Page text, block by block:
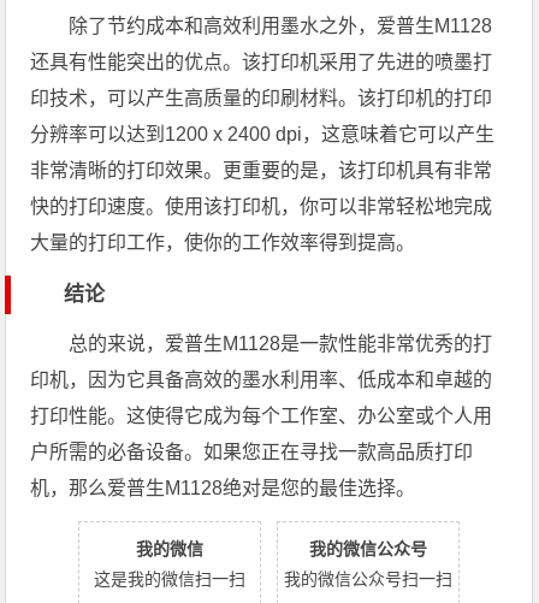
除了节约成本和高效利用墨水之外，爱普生M1128
还具有性能突出的优点。该打印机采用了先进的喷墨打
印技术，可以产生高质量的印刷材料。该打印机的打印
分辨率可以达到1200 x 2400 dpi，这意味着它可以产生
非常清晰的打印效果。更重要的是，该打印机具有非常
快的打印速度。使用该打印机，你可以非常轻松地完成
大量的打印工作，使你的工作效率得到提高。
结论
总的来说，爱普生M1128是一款性能非常优秀的打
印机，因为它具备高效的墨水利用率、低成本和卓越的
打印性能。这使得它成为每个工作室、办公室或个人用
户所需的必备设备。如果您正在寻找一款高品质打印
机，那么爱普生M1128绝对是您的最佳选择。
我的微信
这是我的微信扫一扫
我的微信公众号
我的微信公众号扫一扫